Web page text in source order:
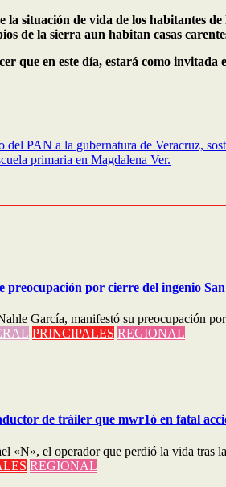
la situación de vida de los habitantes
de la sierra aun habitan casas
que en este día, estará como
PAN a la gubernatura de Veracruz,
primaria en Magdalena Ver.
preocupación por cierre del ingenio
García, manifestó su preocupación
PRINCIPALES REGIONAL
de tráiler que mwr1ó en fatal
«N», el operador que perdió la vida tras
REGIONAL